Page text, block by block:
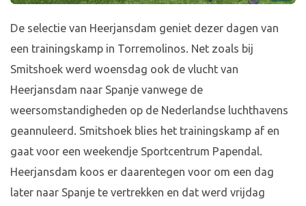
De selectie van Heerjansdam geniet dezer dagen van
een trainingskamp in Torremolinos. Net zoals bij
Smitshoek werd woensdag ook de vlucht van
Heerjansdam naar Spanje vanwege de
weersomstandigheden op de Nederlandse luchthavens
geannuleerd. Smitshoek blies het trainingskamp af en
gaat voor een weekendje Sportcentrum Papendal.
Heerjansdam koos er daarentegen voor om een dag
later naar Spanje te vertrekken en dat werd vrijdag